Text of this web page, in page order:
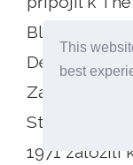
This
best
Blues první
Denny Laine
Založil
String Band,
1971 založili